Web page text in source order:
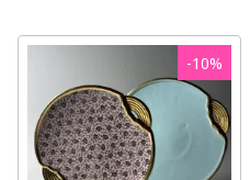
decorazione blu,
-10%